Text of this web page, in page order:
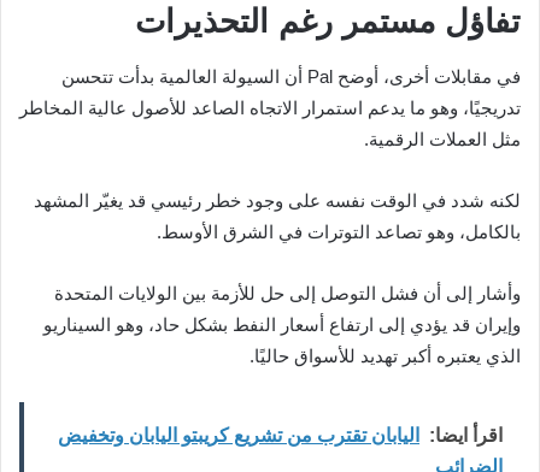
تفاؤل مستمر رغم التحذيرات
في مقابلات أخرى، أوضح Pal أن السيولة العالمية بدأت تتحسن
تدريجيًا، وهو ما يدعم استمرار الاتجاه الصاعد للأصول عالية المخاطر
مثل العملات الرقمية.
لكنه شدد في الوقت نفسه على وجود خطر رئيسي قد يغيّر المشهد
بالكامل، وهو تصاعد التوترات في الشرق الأوسط.
وأشار إلى أن فشل التوصل إلى حل للأزمة بين الولايات المتحدة
وإيران قد يؤدي إلى ارتفاع أسعار النفط بشكل حاد، وهو السيناريو
الذي يعتبره أكبر تهديد للأسواق حاليًا.
اقرأ ايضا:
اليابان تقترب من تشريع كريبتو اليابان وتخفيض
الضرائب